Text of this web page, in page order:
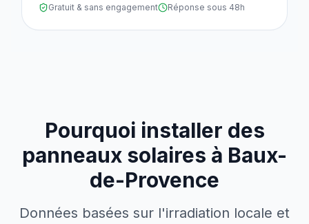
Gratuit & sans engagement Réponse sous 48h
Pourquoi installer des
panneaux solaires à Baux-
de-Provence
Données basées sur l'irradiation locale et